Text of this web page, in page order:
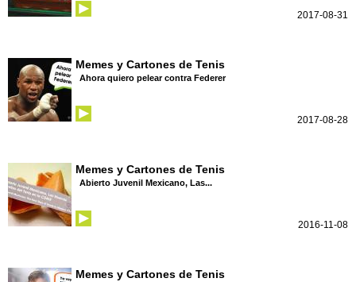
2017-08-31
Memes y Cartones de Tenis
Ahora quiero pelear contra Federer
2017-08-28
Memes y Cartones de Tenis
Abierto Juvenil Mexicano, Las...
2016-11-08
Memes y Cartones de Tenis